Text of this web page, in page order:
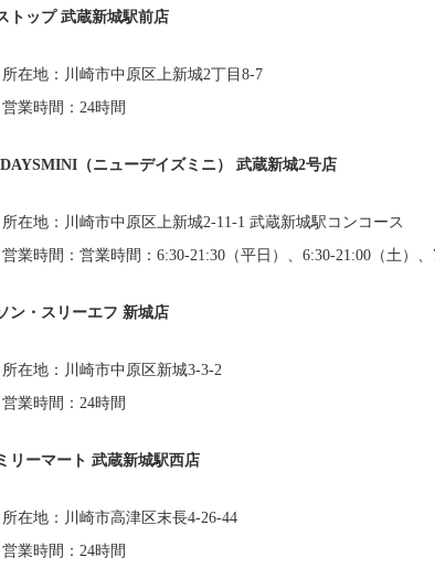
トップ 武蔵新城駅前店
所在地：川崎市中原区上新城2丁目8-7
営業時間：24時間
（ニューデイズミニ） 武蔵新城2号店
所在地：川崎市中原区上新城2-11-1 武蔵新城駅コンコース
営業時間：営業時間：6:30-21:30（平日）、6:30-21:00（土）、
ン・スリーエフ 新城店
所在地：川崎市中原区新城3-3-2
営業時間：24時間
リーマート 武蔵新城駅西店
所在地：川崎市高津区末長4-26-44
営業時間：24時間